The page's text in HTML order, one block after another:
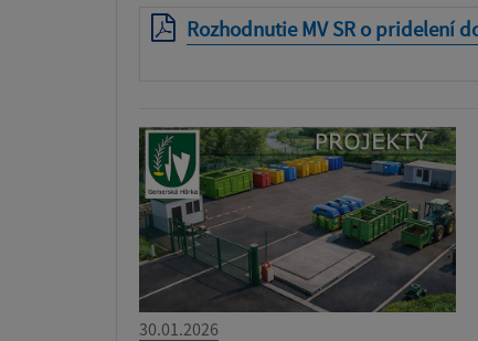
Rozhodnutie MV SR o pridelení
30.01.2026